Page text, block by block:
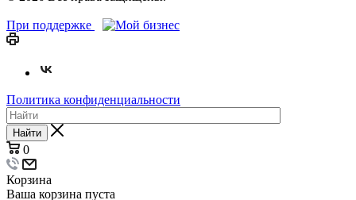
При поддержке
Политика конфиденциальности
Найти
0
Корзина
Ваша корзина пуста